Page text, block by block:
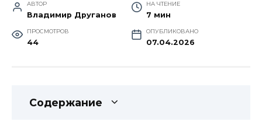
АВТОР
Владимир Друганов
НА ЧТЕНИЕ
7 мин
ПРОСМОТРОВ
44
ОПУБЛИКОВАНО
07.04.2026
Содержание